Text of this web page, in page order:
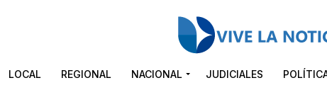
LOCAL REGIONAL NACIONAL JUDICIALES